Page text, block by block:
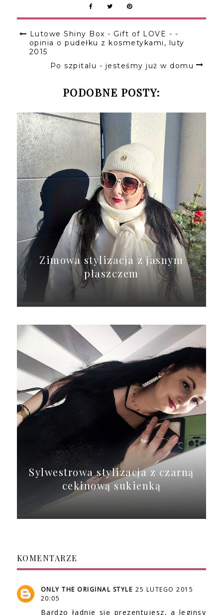
Lutowe Shiny Box - Gift of LOVE - -
opinia o pudełku z kosmetykami, luty
2015
Po szpitalu - jesteśmy już w domu
PODOBNE POSTY:
Zimowa stylizacja z jasnym
płaszczem
Sylwestrowa stylizacja z czarną
cekinową sukienką
KOMENTARZE
ONLY THE ORIGINAL STYLE 25 LUTEGO 2015
20:05
Bardzo ładnie się prezentujesz, a leginsy